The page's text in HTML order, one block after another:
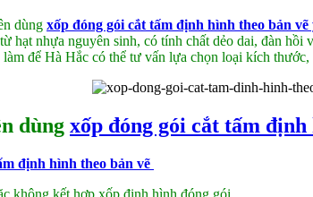
dùng xốp đóng gói cắt tấm định hình theo bản vẽ
hạt nhựa nguyên sinh, có tính chất dẻo dai, đàn hồi
làm để Hà Hắc có thể tư vấn lựa chọn loại kích
dùng xốp đóng gói cắt tấm định
định hình theo bản vẽ
không kết hợp xốp định hình đóng gói